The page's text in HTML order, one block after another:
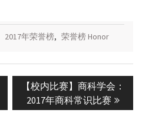
2017年荣誉榜, 荣誉榜 Honor
Next
post:
【校内比赛】商科学会：
2017年商科常识比赛